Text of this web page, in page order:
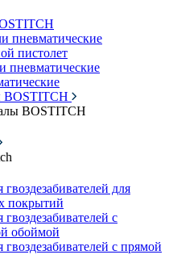
пневматические
пистолет
пневматические
BOSTITCH
BOSTITCH
гвоздезабивателей для
покрытий
гвоздезабивателей с
обоймой
гвоздезабивателей с прямой